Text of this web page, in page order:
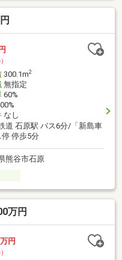
300.1m2
無指定
60%
なし
道 石原駅 バス6分/「新島車
停歩5分
熊谷市石原
万円
万円